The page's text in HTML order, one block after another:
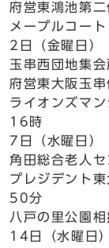
府営東鴻池第
メープルコー
2日（金曜日）
玉串西団地集
府営東大阪玉
ライオンズマ
16時
7日（水曜日）
角田総合老人
プレジデント
50分
八戸の里公園
14日（水曜日）